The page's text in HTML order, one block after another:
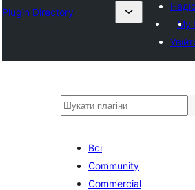
Plugin Directory
My
Пошук
Всі
Community
Commercial